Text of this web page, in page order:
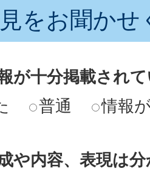
をお聞かせ
が十分掲載され
普通 情報
や内容、表現は